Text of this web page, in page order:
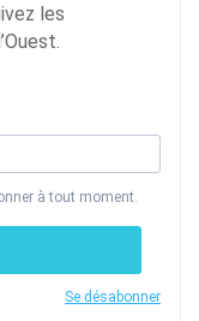
les
à tout moment.
Se désabonner